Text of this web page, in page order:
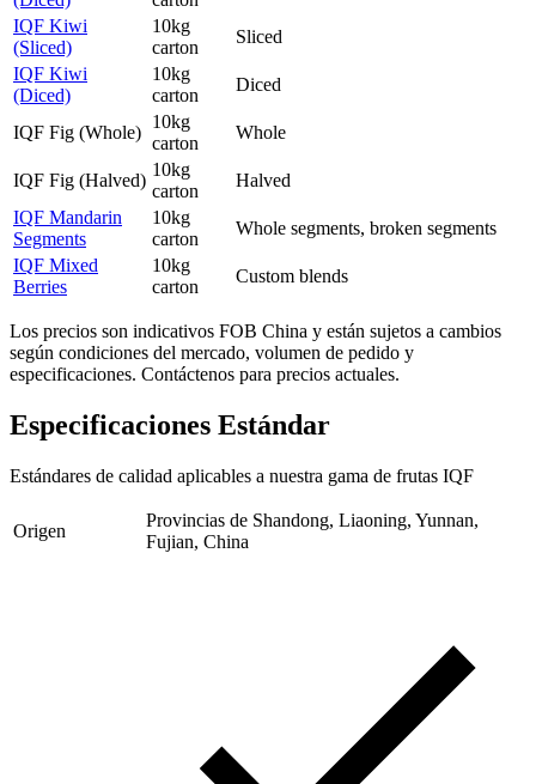
IQF Kiwi
(Sliced)
10kg
carton
Sliced
IQF Kiwi
(Diced)
10kg
carton
Diced
IQF Fig (Whole)
10kg
carton
Whole
IQF Fig (Halved)
10kg
carton
Halved
IQF Mandarin
Segments
10kg
carton
Whole segments, broken segments
IQF Mixed
Berries
10kg
carton
Custom blends
Los precios son indicativos FOB China y están sujetos a cambios
según condiciones del mercado, volumen de pedido y
especificaciones. Contáctenos para precios actuales.
Especificaciones Estándar
Estándares de calidad aplicables a nuestra gama de frutas IQF
Origen
Provincias de Shandong, Liaoning, Yunnan,
Fujian, China